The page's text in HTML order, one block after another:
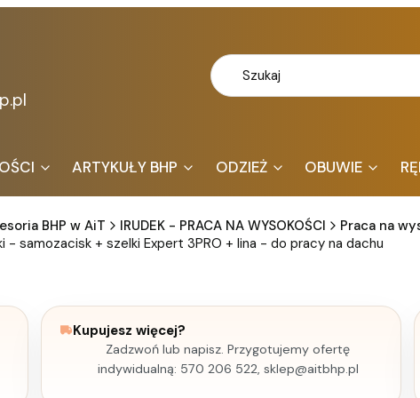
ARTYKUŁY BHP ODZIEŻ OBUWIE
BHP w AiT IRUDEK - PRACA NA WYSOKOŚCI
Praca na
- samozacisk + szelki Expert 3PRO + lina - do pracy na dachu